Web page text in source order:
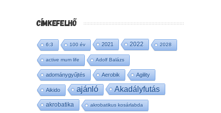
CÍMKEFELHŐ
6:3 100 év 2021 2022 2028
active mum life Adolf Balázs
adománygyűjtés Aerobik Agility
Aikido ajánló Akadályfutás
akrobatika akrobatikus kosárlabda